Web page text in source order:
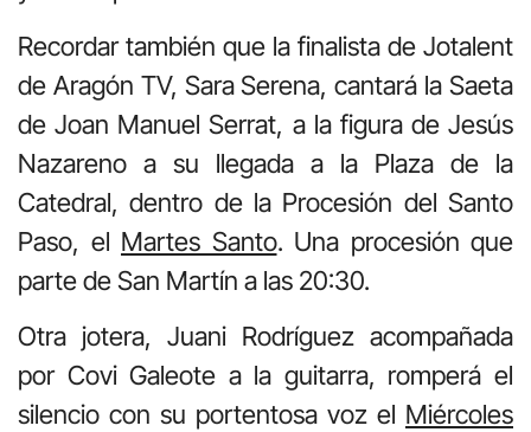
Recordar también que la finalista de Jotalent
de Aragón TV, Sara Serena, cantará la Saeta
de Joan Manuel Serrat, a la figura de Jesús
Nazareno a su llegada a la Plaza de la
Catedral, dentro de la Procesión del Santo
Paso, el Martes Santo. Una procesión que
parte de San Martín a las 20:30.
Otra jotera, Juani Rodríguez acompañada
por Covi Galeote a la guitarra, romperá el
silencio con su portentosa voz el Miércoles